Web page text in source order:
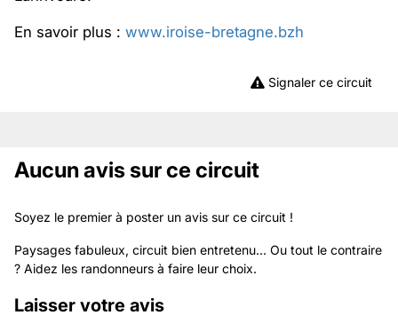
En savoir plus : www.iroise-bretagne.bzh
Signaler ce circuit
Aucun avis sur ce circuit
Soyez le premier à poster un avis sur ce circuit !
Paysages fabuleux, circuit bien entretenu... Ou tout le contraire
? Aidez les randonneurs à faire leur choix.
Laisser votre avis